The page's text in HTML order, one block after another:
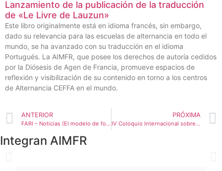
Lanzamiento de la publicación de la traducción
de «Le Livre de Lauzun»
Este libro originalmente está en idioma francés, sin embargo,
dado su relevancia para las escuelas de alternancia en todo el
mundo, se ha avanzado con su traducción en el idioma
Portugués. La AIMFR, que posee los derechos de autoría cedidos
por la Diósesis de Agen de Francia, promueve espacios de
reflexión y visibilización de su contenido en torno a los centros
de Alternancia CEFFA en el mundo.
ANTERIOR
FARI – Noticias (El modelo de formación en alternancia objeto de investigación internacional)
PRÓXIMA
IV Coloquio Internacional sobre Cooperación al Desarrollo en el Norte de Marruecos. 6-10 junio 2022, Tetuán – Marruecos.
Integran AIMFR